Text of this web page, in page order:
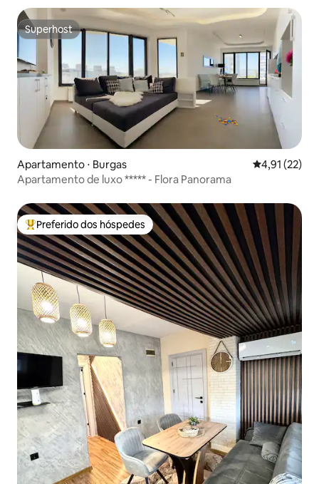
Superhost
Superhost
Apartamento ⋅ Burgas 4,91 de uma
4,91 (22)
Apartamento de luxo ***** - Flora Panorama
Entre os melhores preferidos dos hóspedes
Preferido dos hóspedes